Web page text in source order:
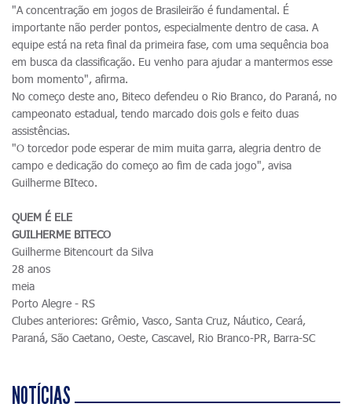
"A concentração em jogos de Brasileirão é fundamental. É
importante não perder pontos, especialmente dentro de casa. A
equipe está na reta final da primeira fase, com uma sequência boa
em busca da classificação. Eu venho para ajudar a mantermos esse
bom momento", afirma.
No começo deste ano, Biteco defendeu o Rio Branco, do Paraná, no
campeonato estadual, tendo marcado dois gols e feito duas
assistências.
"O torcedor pode esperar de mim muita garra, alegria dentro de
campo e dedicação do começo ao fim de cada jogo", avisa
Guilherme BIteco.
QUEM É ELE
GUILHERME BITECO
Guilherme Bitencourt da Silva
28 anos
meia
Porto Alegre - RS
Clubes anteriores: Grêmio, Vasco, Santa Cruz, Náutico, Ceará,
Paraná, São Caetano, Oeste, Cascavel, Rio Branco-PR, Barra-SC
NOTÍCIAS